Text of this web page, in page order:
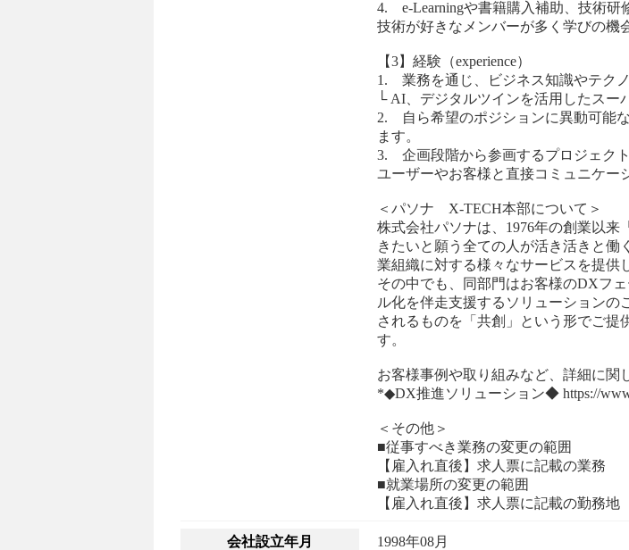
4. e-Learningや書籍購入補助、技術研
技術が好きなメンバーが多く学びの機
【3】経験（experience）
1. 業務を通じ、ビジネス知識やテク
└ AI、デジタルツインを活用したスー
2. 自ら希望のポジションに異動可能
ます。
3. 企画段階から参画するプロジェクト
ユーザーやお客様と直接コミュニケー
＜パソナ X-TECH本部について＞
株式会社パソナは、1976年の創業以
きたいと願う全ての人が活き活きと
業組織に対する様々なサービスを提供
その中でも、同部門はお客様のDXフ
ル化を伴走支援するソリューションの
されるものを「共創」という形でご提
す。
お客様事例や取り組みなど、詳細に関
*◆DX推進ソリューション◆ https://
＜その他＞
■従事すべき業務の変更の範囲
【雇入れ直後】求人票に記載の業務
■就業場所の変更の範囲
【雇入れ直後】求人票に記載の勤務
会社設立年月 1998年08月